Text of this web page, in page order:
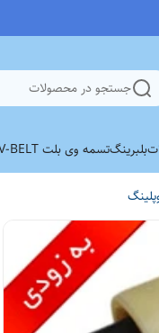
جستجو در محصولات
بلبرینگتسمه وی بلت V-BELT